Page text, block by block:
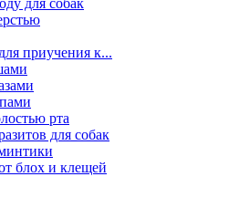
для собак
приучения к...
рта
для собак
блох и клещей